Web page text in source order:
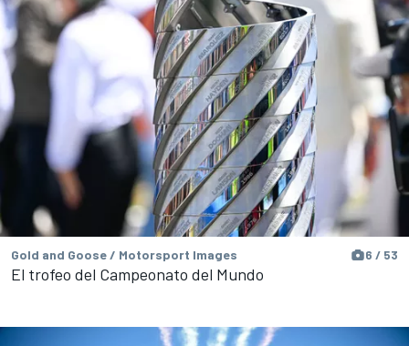
Gold and Goose / Motorsport Images 6 / 53
El trofeo del Campeonato del Mundo